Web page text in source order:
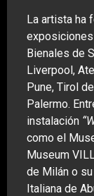
La artista ha
Bienales de
Liverpool,
Pune, Tirol
Palermo.
instalación
como el
Museum
de Milán o
Italiana de